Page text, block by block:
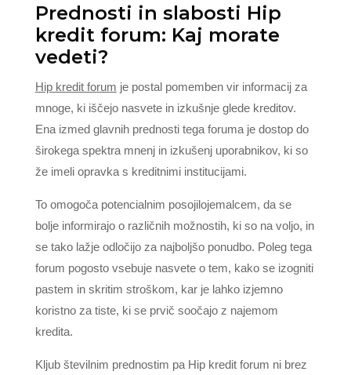
Prednosti in slabosti Hip
kredit forum: Kaj morate
vedeti?
Hip kredit forum je postal pomemben vir informacij za
mnoge, ki iščejo nasvete in izkušnje glede kreditov.
Ena izmed glavnih prednosti tega foruma je dostop do
širokega spektra mnenj in izkušenj uporabnikov, ki so
že imeli opravka s kreditnimi institucijami.
To omogoča potencialnim posojilojemalcem, da se
bolje informirajo o različnih možnostih, ki so na voljo, in
se tako lažje odločijo za najboljšo ponudbo. Poleg tega
forum pogosto vsebuje nasvete o tem, kako se izogniti
pastem in skritim stroškom, kar je lahko izjemno
koristno za tiste, ki se prvič soočajo z najemom
kredita.
Kljub številnim prednostim pa Hip kredit forum ni brez